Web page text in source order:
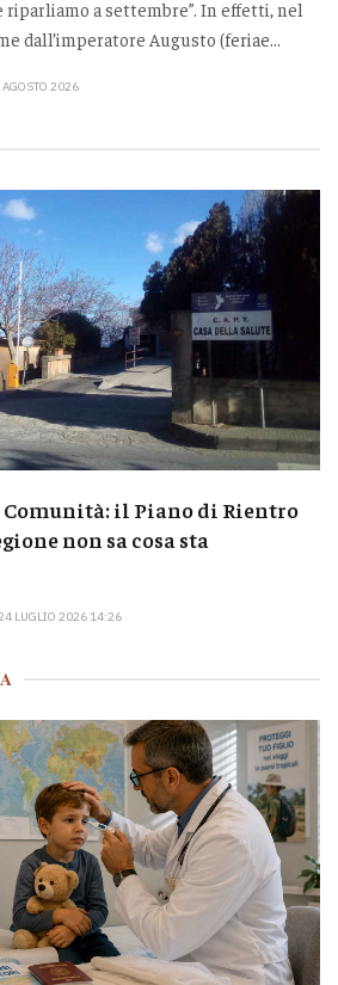
riparliamo a settembre”. In effetti, nel
dall’imperatore Augusto (feriae...
AGOSTO 2026
Comunità: il Piano di Rientro
non sa cosa sta
LUGLIO 2026 14:26